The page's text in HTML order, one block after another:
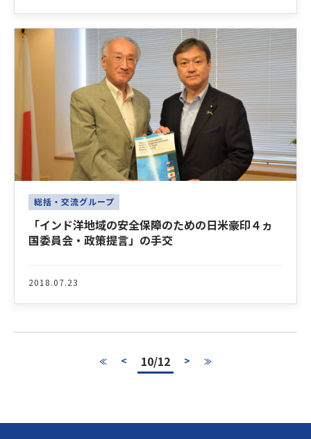
総括・交流グループ
「インド洋地域の安全保障のための日米豪印４ヵ
国委員会・政策提言」の手交
2018.07.23
≪ < 10/12 > ≫